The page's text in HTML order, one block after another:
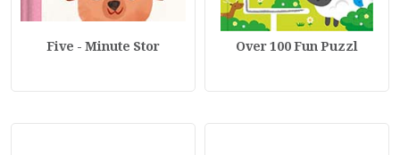
Over 100 Fun Puzzl
Five - Minute Stor